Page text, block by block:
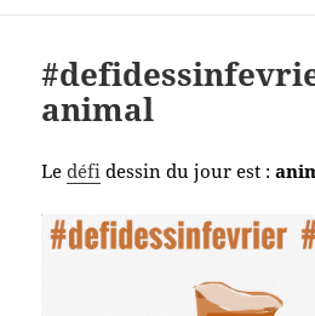
animal
Ledéfi dessin du jour est :